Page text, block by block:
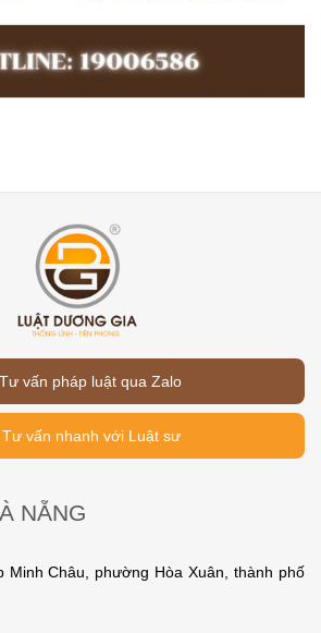
Tư vấn pháp luật qua Zalo
Tư vấn nhanh với Luật sư
NẴNG
Minh Châu, phường Hòa Xuân, thành phố